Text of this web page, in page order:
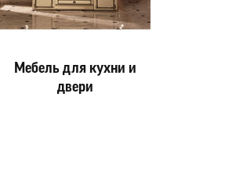
Мебель для кухни и
двери